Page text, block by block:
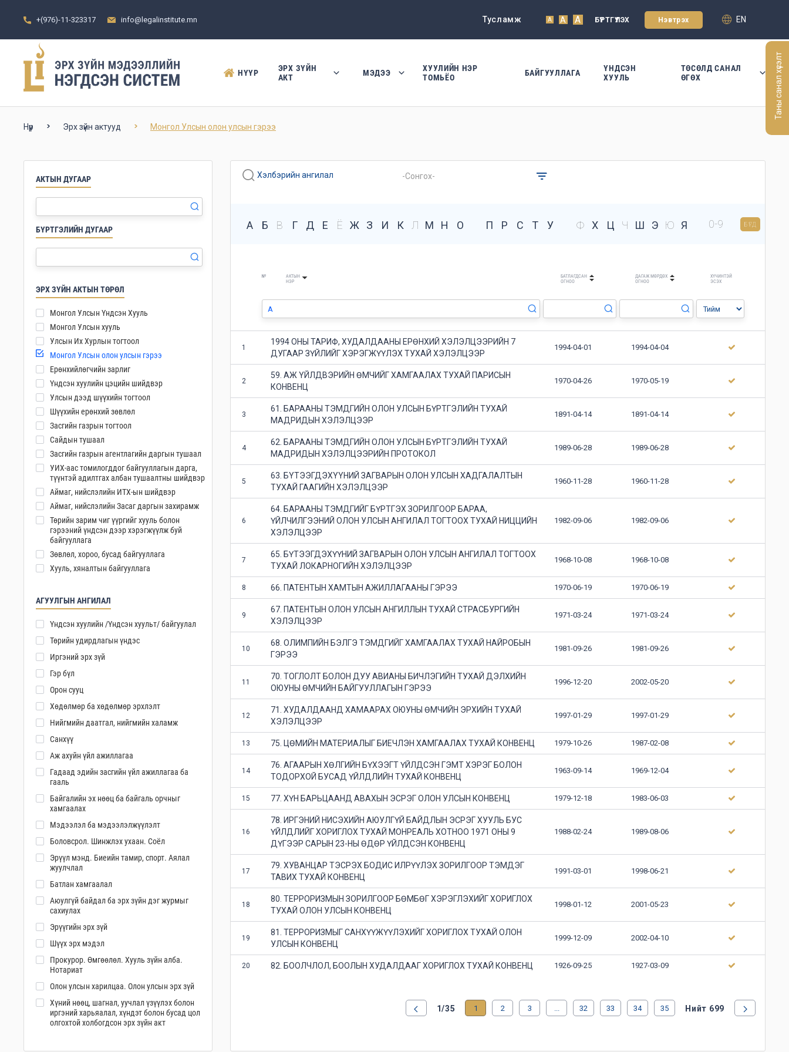
+(976)-11-323317 info@legalinstitute.mn Тусламж A A A БҮРТГҮҮЛЭХ Нэвтрэх EN
НҮҮР
ЭРХ ЗҮЙН
АКТ
МЭДЭЭ
ХУУЛИЙН НЭР
ТОМЬЁО
БАЙГУУЛЛАГА
ҮНДСЭН
ХУУЛЬ
ТӨСӨЛД САНАЛ
ӨГӨХ
Нүүр Эрх зүйн актууд Монгол Улсын олон улсын гэрээ
АКТЫН ДУГААР
БҮРТГЭЛИЙН ДУГААР
ЭРХ ЗҮЙН АКТЫН ТӨРӨЛ
Монгол Улсын Үндсэн Хууль
Монгол Улсын хууль
Улсын Их Хурлын тогтоол
Монгол Улсын олон улсын гэрээ
Ерөнхийлөгчийн зарлиг
Үндсэн хуулийн цэцийн шийдвэр
Улсын дээд шүүхийн тогтоол
Шүүхийн ерөнхий зөвлөл
Засгийн газрын тогтоол
Сайдын тушаал
Засгийн газрын агентлагийн даргын тушаал
УИХ-аас томилогддог байгууллагын дарга,
түүнтэй адилтгах албан тушаалтны шийдвэр
Аймаг, нийслэлийн ИТХ-ын шийдвэр
Аймаг, нийслэлийн Засаг даргын захирамж
Төрийн зарим чиг үүргийг хууль болон
гэрээний үндсэн дээр хэрэгжүүлж буй
байгууллага
Зөвлөл, хороо, бусад байгууллага
Хууль, хяналтын байгууллага
АГУУЛГЫН АНГИЛАЛ
Үндсэн хуулийн /Үндсэн хуульт/ байгуулал
Төрийн удирдлагын үндэс
Иргэний эрх зүй
Гэр бүл
Орон сууц
Хөдөлмөр ба хөдөлмөр эрхлэлт
Нийгмийн даатгал, нийгмийн халамж
Санхүү
Аж ахуйн үйл ажиллагаа
Гадаад эдийн засгийн үйл ажиллагаа ба
гааль
Байгалийн эх нөөц ба байгаль орчныг
хамгаалах
Мэдээлэл ба мэдээлэлжүүлэлт
Боловсрол. Шинжлэх ухаан. Соёл
Эрүүл мэнд. Биеийн тамир, спорт. Аялал
жуулчлал
Батлан хамгаалал
Аюулгүй байдал ба эрх зүйн дэг журмыг
сахиулах
Эрүүгийн эрх зүй
Шүүх эрх мэдэл
Прокурор. Өмгөөлөл. Хууль зүйн алба.
Нотариат
Олон улсын харилцаа. Олон улсын эрх зүй
Хүний нөөц, шагнал, уучлал үзүүлэх болон
иргэний харьяалал, хүндэт болон бусад цол
олгохтой холбогдсон эрх зүйн акт
Хэлбэрийн ангилал
А Б В Г Д Е Ё Ж З И К Л М Н О П Р С Т У Ф Х Ц Ч Ш Э Ю Я 0-9 БҮГД
№
АКТЫН
НЭР
БАТЛАГДСАН
ОГНОО
ДАГАЖ МӨРДӨХ
ОГНОО
ХҮЧИНТЭЙ
ЭСЭХ
1
1994 ОНЫ ТАРИФ, ХУДАЛДААНЫ ЕРӨНХИЙ ХЭЛЭЛЦЭЭРИЙН 7
ДУГААР ЗҮЙЛИЙГ ХЭРЭГЖҮҮЛЭХ ТУХАЙ ХЭЛЭЛЦЭЭР
1994-04-01 1994-04-04
2
59. АЖ YЙЛДВЭРИЙН ӨМЧИЙГ ХАМГААЛАХ ТУХАЙ ПАРИСЫН
КОНВЕНЦ
1970-04-26 1970-05-19
3
61. БАРААНЫ ТЭМДГИЙН ОЛОН УЛСЫН БҮРТГЭЛИЙН ТУХАЙ
МАДРИДЫН ХЭЛЭЛЦЭЭР
1891-04-14 1891-04-14
4
62. БАРААНЫ ТЭМДГИЙН ОЛОН УЛСЫН БҮРТГЭЛИЙН ТУХАЙ
МАДРИДЫН ХЭЛЭЛЦЭЭРИЙН ПРОТОКОЛ
1989-06-28 1989-06-28
5
63. БYТЭЭГДЭХYYНИЙ ЗАГВАРЫН ОЛОН УЛСЫН ХАДГАЛАЛТЫН
ТУХАЙ ГААГИЙН ХЭЛЭЛЦЭЭР
1960-11-28 1960-11-28
6
64. БАРААНЫ ТЭМДГИЙГ БҮРТГЭХ ЗОРИЛГООР БАРАА,
ҮЙЛЧИЛГЭЭНИЙ ОЛОН УЛСЫН АНГИЛАЛ ТОГТООХ ТУХАЙ НИЦЦИЙН
ХЭЛЭЛЦЭЭР
1982-09-06 1982-09-06
7
65. БҮТЭЭГДЭХҮҮНИЙ ЗАГВАРЫН ОЛОН УЛСЫН АНГИЛАЛ ТОГТООХ
ТУХАЙ ЛОКАРНОГИЙН ХЭЛЭЛЦЭЭР
1968-10-08 1968-10-08
8 66. ПАТЕНТЫН ХАМТЫН АЖИЛЛАГААНЫ ГЭРЭЭ 1970-06-19 1970-06-19
9
67. ПАТЕНТЫН ОЛОН УЛСЫН АНГИЛЛЫН ТУХАЙ СТРАСБУРГИЙН
ХЭЛЭЛЦЭЭР
1971-03-24 1971-03-24
10
68. ОЛИМПИЙН БЭЛГЭ ТЭМДГИЙГ ХАМГААЛАХ ТУХАЙ НАЙРОБЫН
ГЭРЭЭ
1981-09-26 1981-09-26
11
70. ТОГЛОЛТ БОЛОН ДУУ АВИАНЫ БИЧЛЭГИЙН ТУХАЙ ДЭЛХИЙН
ОЮУНЫ ӨМЧИЙН БАЙГУУЛЛАГЫН ГЭРЭЭ
1996-12-20 2002-05-20
12
71. ХУДАЛДААНД ХАМААРАХ OЮУНЫ ӨМЧИЙН ЭРХИЙН ТУХАЙ
ХЭЛЭЛЦЭЭР
1997-01-29 1997-01-29
13 75. ЦӨМИЙН МАТЕРИАЛЫГ БИЕЧЛЭН ХАМГААЛАХ ТУХАЙ КОНВЕНЦ 1979-10-26 1987-02-08
14
76. АГААРЫН ХӨЛГИЙН БҮХЭЭГТ ҮЙЛДСЭН ГЭМТ ХЭРЭГ БОЛОН
ТОДОРХОЙ БУСАД ҮЙЛДЛИЙН ТУХАЙ КОНВЕНЦ
1963-09-14 1969-12-04
15 77. ХҮН БАРЬЦААНД АВАХЫН ЭСРЭГ ОЛОН УЛСЫН КОНВЕНЦ 1979-12-18 1983-06-03
16
78. ИРГЭНИЙ НИСЭХИЙН АЮУЛГҮЙ БАЙДЛЫН ЭСРЭГ ХУУЛЬ БУС
ҮЙЛДЛИЙГ ХОРИГЛОХ ТУХАЙ МОНРЕАЛЬ ХОТНОО 1971 ОНЫ 9
ДҮГЭЭР САРЫН 23-НЫ ӨДӨР ҮЙЛДСЭН КОНВЕНЦ
1988-02-24 1989-08-06
17
79. ХУВАНЦАР ТЭСРЭХ БОДИС ИЛРҮҮЛЭХ ЗОРИЛГООР ТЭМДЭГ
ТАВИХ ТУХАЙ КОНВЕНЦ
1991-03-01 1998-06-21
18
80. ТЕРРОРИЗМЫН ЗОРИЛГООР БӨМБӨГ ХЭРЭГЛЭХИЙГ ХОРИГЛОХ
ТУХАЙ ОЛОН УЛСЫН КОНВЕНЦ
1998-01-12 2001-05-23
19
81. ТЕРРОРИЗМЫГ САНХҮҮЖҮҮЛЭХИЙГ ХОРИГЛОХ ТУХАЙ ОЛОН
УЛСЫН КОНВЕНЦ
1999-12-09 2002-04-10
20 82. БООЛЧЛОЛ, БООЛЫН ХУДАЛДААГ ХОРИГЛОХ ТУХАЙ КОНВЕНЦ 1926-09-25 1927-03-09
1/35 1 2 3 ... 32 33 34 35 Нийт 699
Таны санал хүсэлт